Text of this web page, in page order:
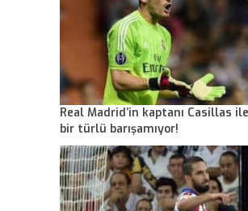
Real Madrid’in kaptanı Casillas
bir türlü barışamıyor!